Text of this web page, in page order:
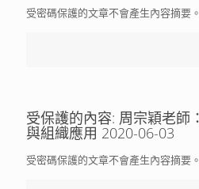
受密碼保護的文章不會產生內容摘要。
受保護的內容: 周宗穎老師
與組織應用 2020-06-03
受密碼保護的文章不會產生內容摘要。